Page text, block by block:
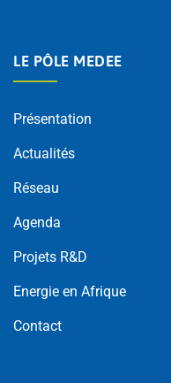
LE PÔLE MEDEE
Présentation
Actualités
Réseau
Agenda
Projets R&D
Energie en Afrique
Contact